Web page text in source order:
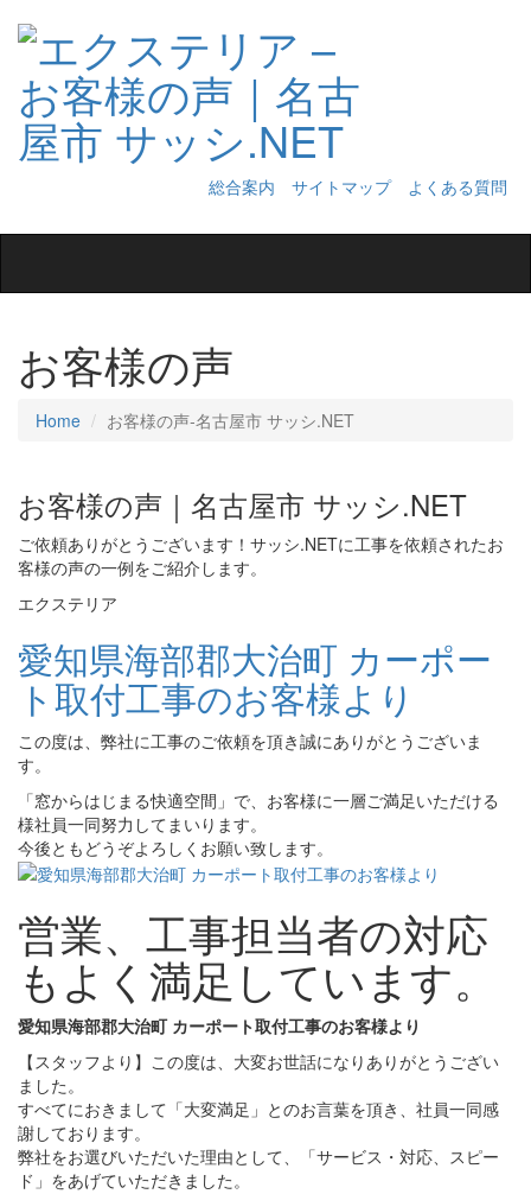
総合案内 サイトマップ
よくある質問
navigation
お客様の声
Home お客様の声‐名古屋市 サッシ.NET
お客様の声｜名古屋市 サッシ.NET
ご依頼ありがとうございます！サッシ.NETに工事を依頼されたお
客様の声の一例をご紹介します。
エクステリア
愛知県海部郡大治町 カーポー
ト取付工事のお客様より
この度は、弊社に工事のご依頼を頂き誠にありがとうございま
す。
「窓からはじまる快適空間」で、お客様に一層ご満足いただける
様社員一同努力してまいります。
今後ともどうぞよろしくお願い致します。
営業、工事担当者の対応
もよく満足しています。
愛知県海部郡大治町 カーポート取付工事のお客様より
【スタッフより】この度は、大変お世話になりありがとうござい
ました。
すべてにおきまして「大変満足」とのお言葉を頂き、社員一同感
謝しております。
弊社をお選びいただいた理由として、「サービス・対応、スピー
ド」をあげていただきました。